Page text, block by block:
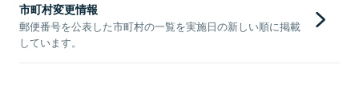
市町村変更情報
郵便番号を公表した市町村の一覧を実施日の新しい順に掲載
しています。